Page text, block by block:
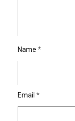
Name *
Email *